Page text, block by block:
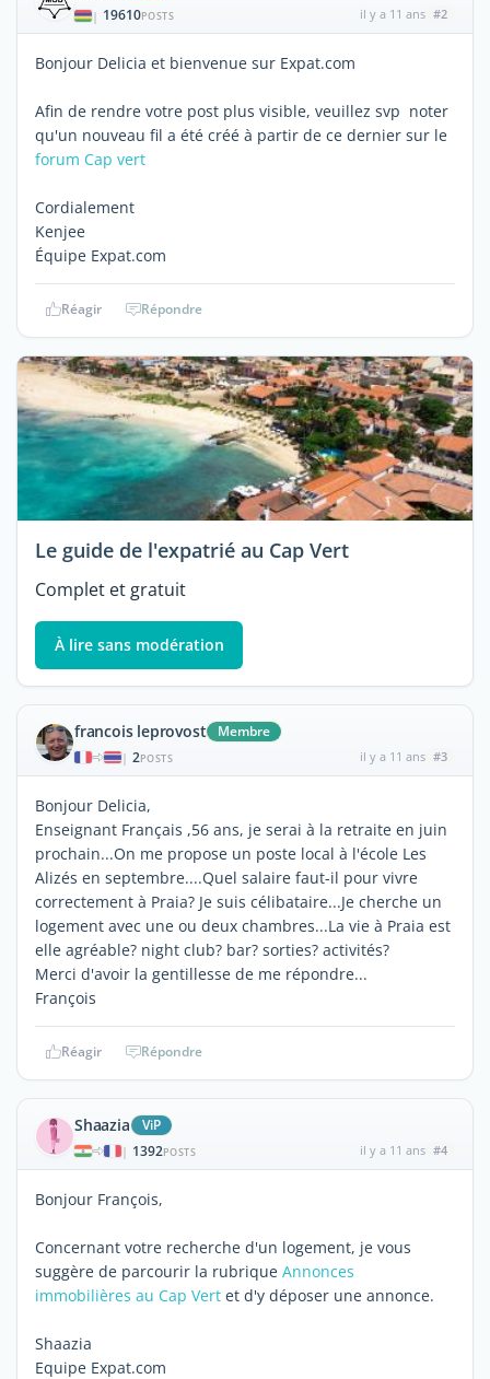
| 19610POSTS il y a 11 ans #2
Bonjour Delicia et bienvenue sur Expat.com
Afin de rendre votre post plus visible, veuillez svp noter
qu'un nouveau fil a été créé à partir de ce dernier sur le
forum Cap vert
Cordialement
Kenjee
Équipe Expat.com
Réagir Répondre
Le guide de l'expatrié au Cap Vert
Complet et gratuit
À lire sans modération
francois leprovost Membre
| 2POSTS il y a 11 ans #3
Bonjour Delicia,
Enseignant Français ,56 ans, je serai à la retraite en juin
prochain...On me propose un poste local à l'école Les
Alizés en septembre....Quel salaire faut-il pour vivre
correctement à Praia? Je suis célibataire...Je cherche un
logement avec une ou deux chambres...La vie à Praia est
elle agréable? night club? bar? sorties? activités?
Merci d'avoir la gentillesse de me répondre...
François
Réagir Répondre
Shaazia ViP
| 1392POSTS il y a 11 ans #4
Bonjour François,
Concernant votre recherche d'un logement, je vous
suggère de parcourir la rubrique Annonces
immobilières au Cap Vert et d'y déposer une annonce.
Shaazia
Equipe Expat.com